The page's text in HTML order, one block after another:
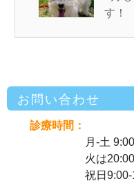
す！
お問い合わせ
診療時間：
月-土
火は
祝日